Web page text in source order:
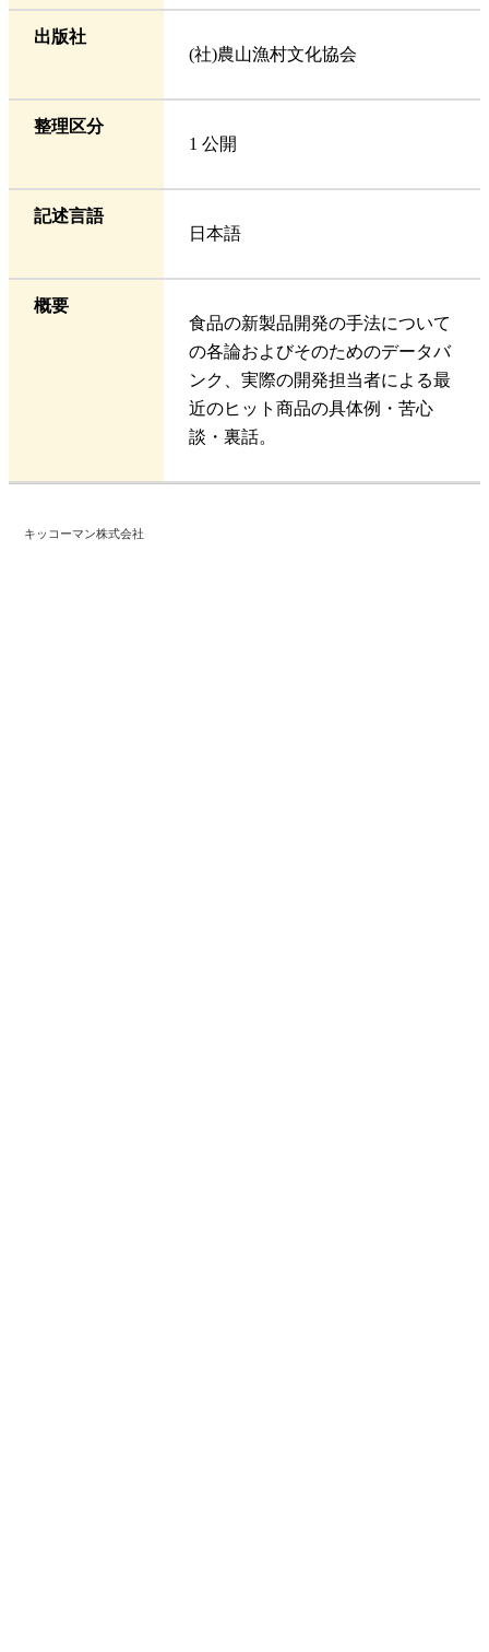
出版社
(社)農山漁村文化協会
整理区分
1 公開
記述言語
日本語
概要
食品の新製品開発の手法について
の各論およびそのためのデータバ
ンク、実際の開発担当者による最
近のヒット商品の具体例・苦心
談・裏話。
キッコーマン株式会社